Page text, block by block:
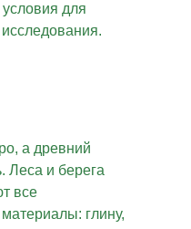
для
а древний
Леса и берега
все
глину,